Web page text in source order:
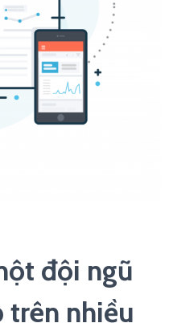
đội ngũ
trên nhiều